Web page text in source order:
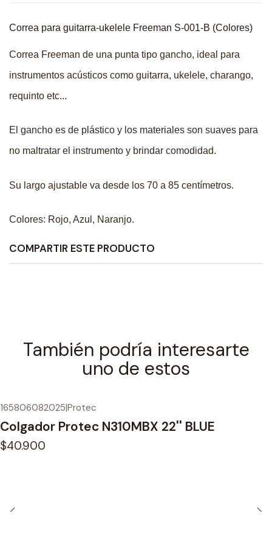
Correa para guitarra-ukelele Freeman S-001-B (Colores)
Correa Freeman de una punta tipo gancho, ideal para
instrumentos acústicos como guitarra, ukelele, charango,
requinto etc...
El gancho es de plástico y los materiales son suaves para
no maltratar el instrumento y brindar comodidad.
Su largo ajustable va desde los 70 a 85 centímetros.
Colores: Rojo, Azul, Naranjo.
COMPARTIR ESTE PRODUCTO
También podría interesarte
uno de estos
165806082025|Protec
Colgador Protec N310MBX 22'' BLUE
$40.900